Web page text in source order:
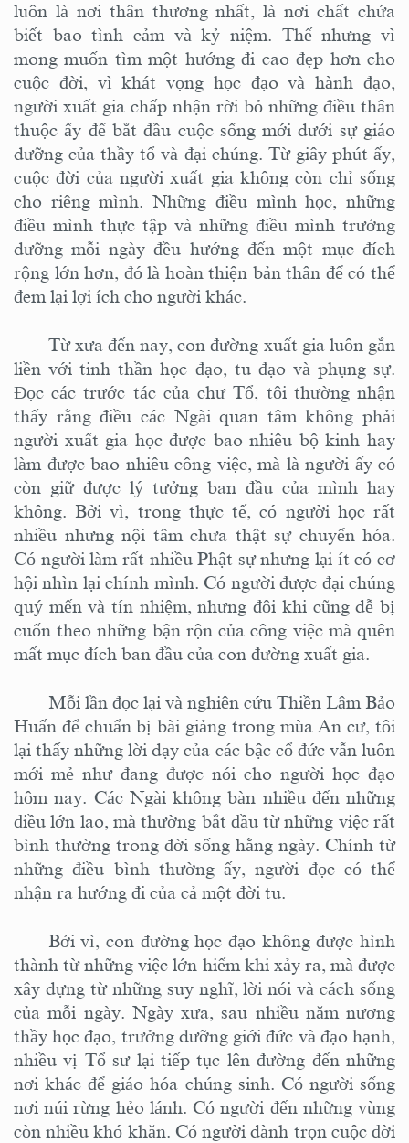
luôn là nơi thân thương nhất, là nơi chất chứa
biết bao tình cảm và kỷ niệm. Thế nhưng vì
mong muốn tìm một hướng đi cao đẹp hơn cho
cuộc đời, vì khát vọng học đạo và hành đạo,
người xuất gia chấp nhận rời bỏ những điều thân
thuộc ấy để bắt đầu cuộc sống mới dưới sự giáo
dưỡng của thầy tổ và đại chúng. Từ giây phút ấy,
cuộc đời của người xuất gia không còn chỉ sống
cho riêng mình. Những điều mình học, những
điều mình thực tập và những điều mình trưởng
dưỡng mỗi ngày đều hướng đến một mục đích
rộng lớn hơn, đó là hoàn thiện bản thân để có thể
đem lại lợi ích cho người khác.
Từ xưa đến nay, con đường xuất gia luôn gắn
liền với tinh thần học đạo, tu đạo và phụng sự.
Đọc các trước tác của chư Tổ, tôi thường nhận
thấy rằng điều các Ngài quan tâm không phải
người xuất gia học được bao nhiêu bộ kinh hay
làm được bao nhiêu công việc, mà là người ấy có
còn giữ được lý tưởng ban đầu của mình hay
không. Bởi vì, trong thực tế, có người học rất
nhiều nhưng nội tâm chưa thật sự chuyển hóa.
Có người làm rất nhiều Phật sự nhưng lại ít có cơ
hội nhìn lại chính mình. Có người được đại chúng
quý mến và tín nhiệm, nhưng đôi khi cũng dễ bị
cuốn theo những bận rộn của công việc mà quên
mất mục đích ban đầu của con đường xuất gia.
Mỗi lần đọc lại và nghiên cứu Thiền Lâm Bảo
Huấn để chuẩn bị bài giảng trong mùa An cư, tôi
lại thấy những lời dạy của các bậc cổ đức vẫn luôn
mới mẻ như đang được nói cho người học đạo
hôm nay. Các Ngài không bàn nhiều đến những
điều lớn lao, mà thường bắt đầu từ những việc rất
bình thường trong đời sống hằng ngày. Chính từ
những điều bình thường ấy, người đọc có thể
nhận ra hướng đi của cả một đời tu.
Bởi vì, con đường học đạo không được hình
thành từ những việc lớn hiếm khi xảy ra, mà được
xây dựng từ những suy nghĩ, lời nói và cách sống
của mỗi ngày. Ngày xưa, sau nhiều năm nương
thầy học đạo, trưởng dưỡng giới đức và đạo hạnh,
nhiều vị Tổ sư lại tiếp tục lên đường đến những
nơi khác để giáo hóa chúng sinh. Có người sống
nơi núi rừng hẻo lánh. Có người đến những vùng
còn nhiều khó khăn. Có người dành trọn cuộc đời